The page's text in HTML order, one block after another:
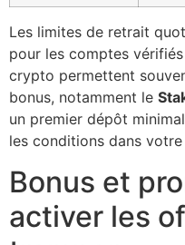
Les limites de retrait
pour les comptes
crypto permettent
bonus, notamment le
un premier dépôt
les conditions dans
Bonus et
activer les